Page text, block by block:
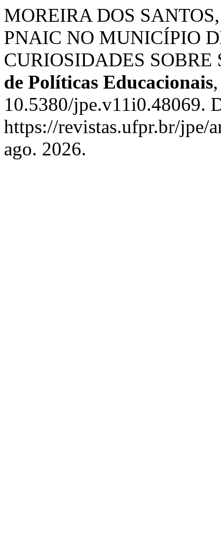
MOREIRA DOS
PNAIC NO MUNICÍPIO
CURIOSIDADES
de Políticas Educacionais
10.5380/jpe.v11i0.48069.
https://revistas.ufpr.br/jpe/
ago. 2026.